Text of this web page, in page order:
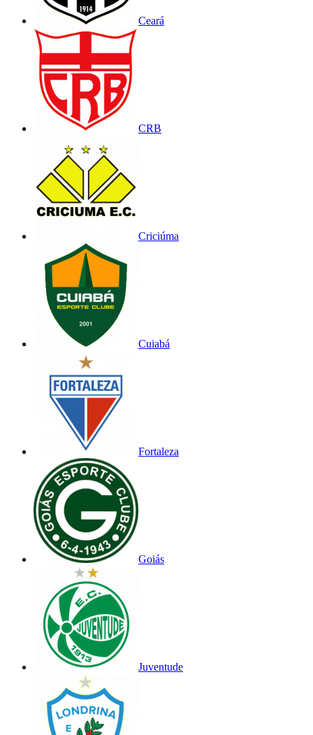
Ceará
CRB
Criciúma
Cuiabá
Fortaleza
Goiás
Juventude